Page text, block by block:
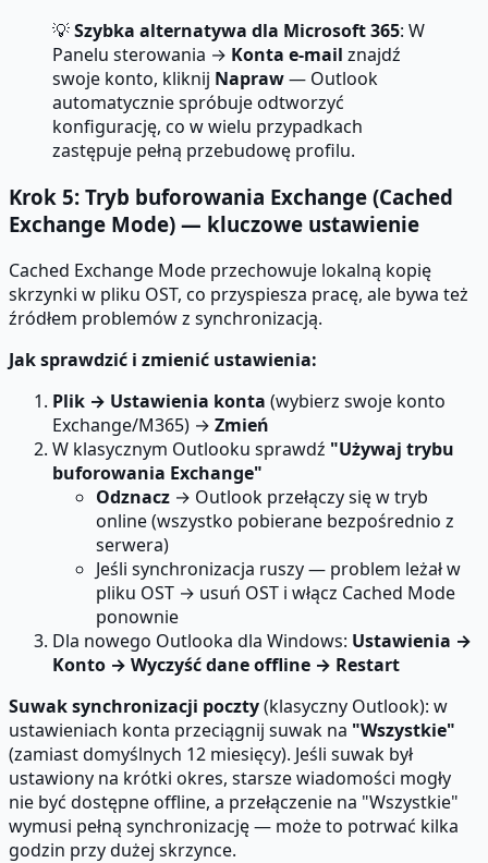
💡Szybka alternatywa dla Microsoft 365: W
Panelu sterowania → Konta e-mail znajdź
swoje konto, kliknij Napraw— Outlook
automatycznie spróbuje odtworzyć
konfigurację, co w wielu przypadkach
zastępuje pełną przebudowę profilu.
Krok 5: Tryb buforowania Exchange (Cached
Exchange Mode) — kluczowe ustawienie
Cached Exchange Mode przechowuje lokalną kopię
skrzynki w pliku OST, co przyspiesza pracę, ale bywa też
źródłem problemów z synchronizacją.
Jak sprawdzić i zmienić ustawienia:
Plik → Ustawienia konta (wybierz swoje konto
Exchange/M365) → Zmień
W klasycznym Outlooku sprawdź "Używaj trybu
buforowania Exchange"
Odznacz → Outlook przełączy się w tryb
online (wszystko pobierane bezpośrednio z
serwera)
Jeśli synchronizacja ruszy — problem leżał w
pliku OST → usuń OST i włącz Cached Mode
ponownie
Dla nowego Outlooka dla Windows: Ustawienia →
Konto → Wyczyść dane offline → Restart
Suwak synchronizacji poczty(klasyczny Outlook): w
ustawieniach konta przeciągnij suwak na "Wszystkie"
(zamiast domyślnych 12 miesięcy). Jeśli suwak był
ustawiony na krótki okres, starsze wiadomości mogły
nie być dostępne offline, a przełączenie na "Wszystkie"
wymusi pełną synchronizację — może to potrwać kilka
godzin przy dużej skrzynce.